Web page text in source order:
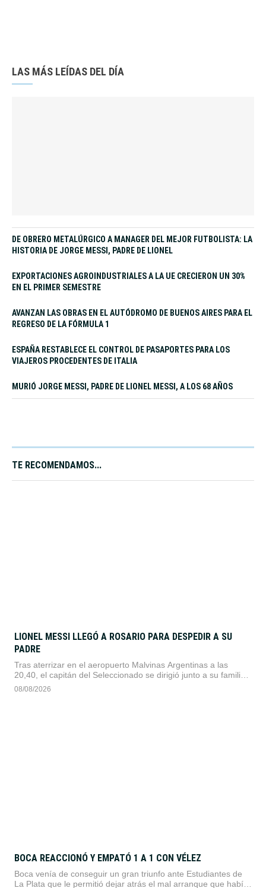
LAS MÁS LEÍDAS DEL DÍA
DE OBRERO METALÚRGICO A MANAGER DEL MEJOR FUTBOLISTA: LA
HISTORIA DE JORGE MESSI, PADRE DE LIONEL
EXPORTACIONES AGROINDUSTRIALES A LA UE CRECIERON UN 30%
EN EL PRIMER SEMESTRE
AVANZAN LAS OBRAS EN EL AUTÓDROMO DE BUENOS AIRES PARA EL
REGRESO DE LA FÓRMULA 1
ESPAÑA RESTABLECE EL CONTROL DE PASAPORTES PARA LOS
VIAJEROS PROCEDENTES DE ITALIA
MURIÓ JORGE MESSI, PADRE DE LIONEL MESSI, A LOS 68 AÑOS
TE RECOMENDAMOS...​
LIONEL MESSI LLEGÓ A ROSARIO PARA DESPEDIR A SU
PADRE
Tras aterrizar en el aeropuerto Malvinas Argentinas a las
20,40, el capitán del Seleccionado se dirigió junto a su familia
hasta el lugar donde están los restos de su padre.
08/08/2026
BOCA REACCIONÓ Y EMPATÓ 1 A 1 CON VÉLEZ
Boca venía de conseguir un gran triunfo ante Estudiantes de
La Plata que le permitió dejar atrás el mal arranque que había